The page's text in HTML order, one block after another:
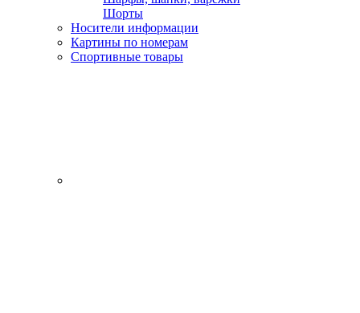
Шорты
Носители информации
Картины по номерам
Спортивные товары